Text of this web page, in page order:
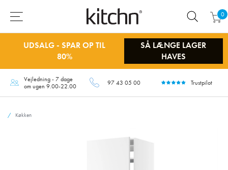
0
UDSALG - SPAR OP TIL
80%
SÅ LÆNGE LAGER
HAVES
Vejledning - 7 dage
om ugen 9.00-22.00
97 43 05 00 Trustpilot
Køkken